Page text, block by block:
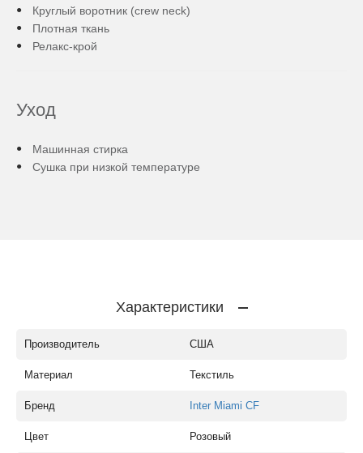
Круглый воротник (crew neck)
Плотная ткань
Релакс-крой
Уход
Машинная стирка
Сушка при низкой температуре
Характеристики
Производитель США
Материал Текстиль
Бренд Inter Miami CF
Цвет Розовый